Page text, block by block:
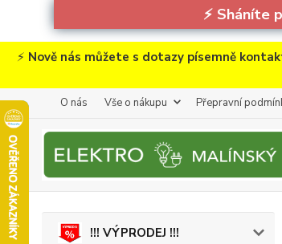
⚡ Sháníte
⚡ Nově nás můžete s dotazy písemně
O nás Vše o nákupu Přepravní
!!! VÝPRODEJ !!!